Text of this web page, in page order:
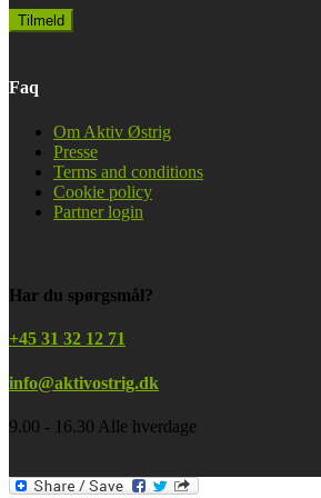
Faq
Om Aktiv Østrig
Presse
Terms and conditions
Cookie policy
Partner login
Har du spørgsmål?
+45 31 32 12 71
info@aktivostrig.dk
9.00 - 16.30 Alle hverdage